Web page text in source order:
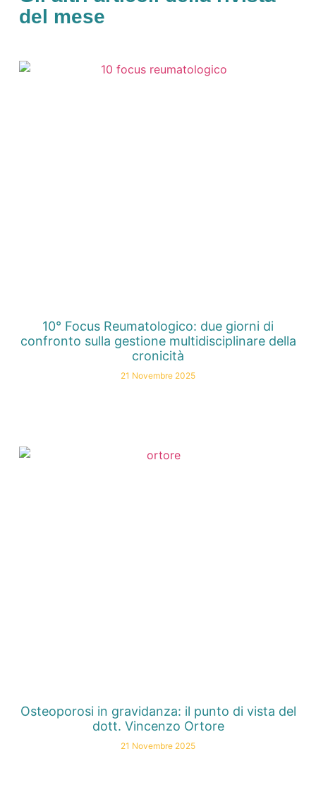
del mese
10° Focus Reumatologico: due giorni di
confronto sulla gestione multidisciplinare della
cronicità
21 Novembre 2025
Osteoporosi in gravidanza: il punto di vista del
dott. Vincenzo Ortore
21 Novembre 2025